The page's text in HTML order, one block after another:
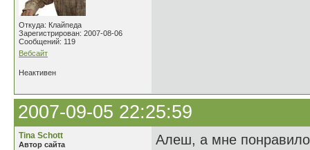
Откуда: Клайпеда
Зарегистрирован: 2007-08-06
Сообщений: 119
Вебсайт
Неактивен
2007-09-05 22:25:59
Tina Schott
Автор сайта
Алеш, а мне